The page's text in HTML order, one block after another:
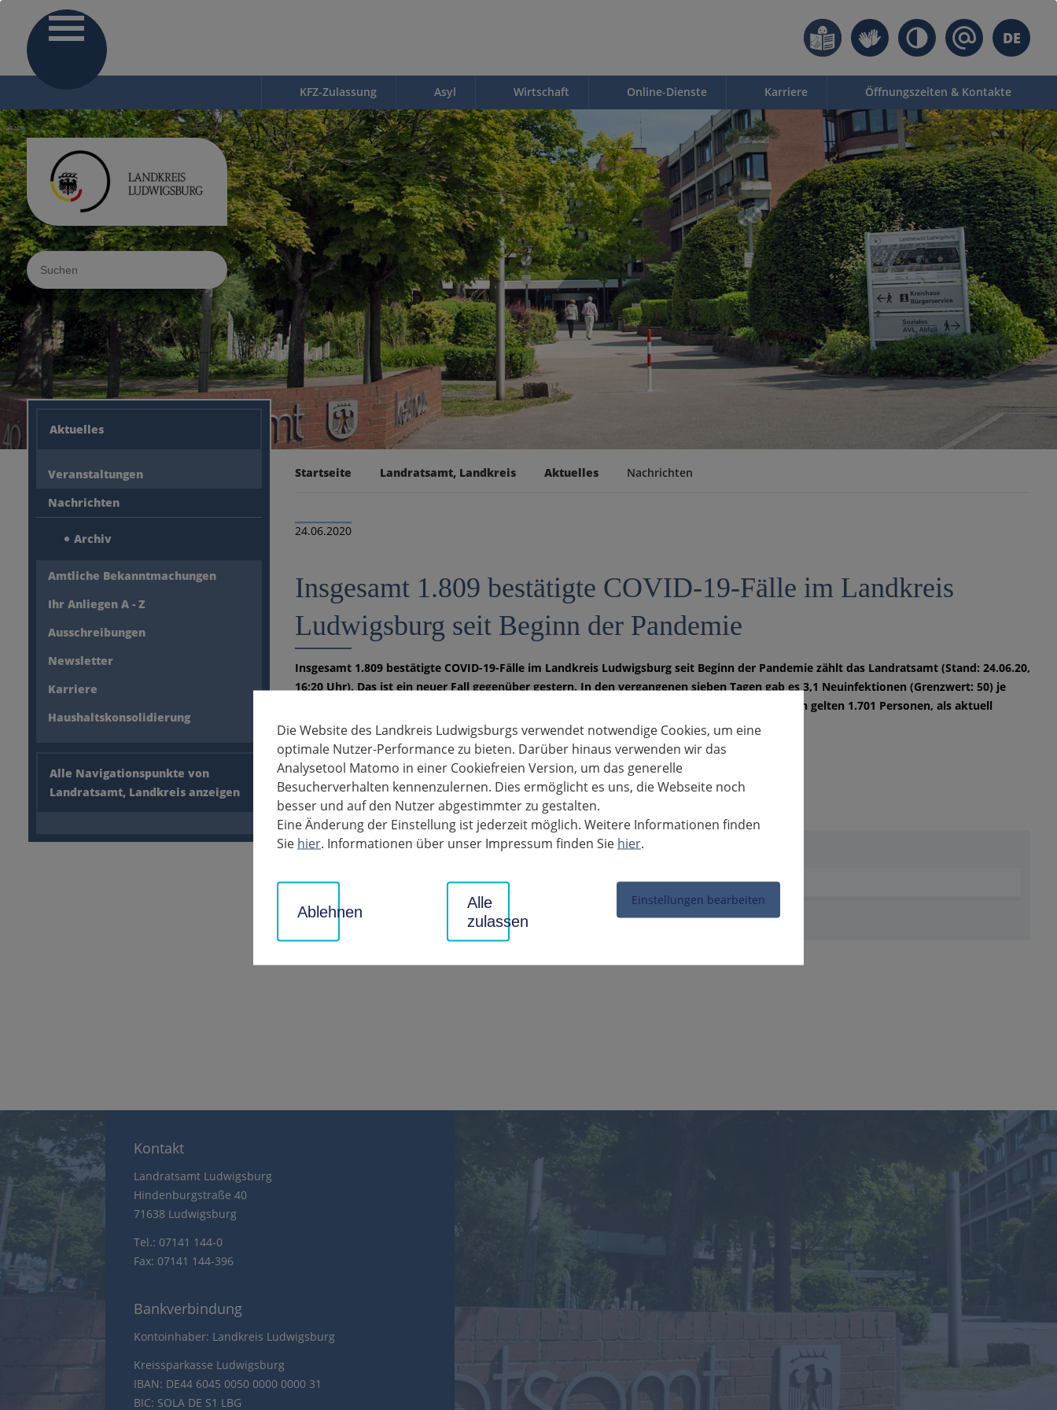
DE
KFZ-Zulassung Asyl Wirtschaft Online-Dienste Karriere Öffnungszeiten & Kontakte
Sucheingabe
Aktuelles
Veranstaltungen
Nachrichten
Archiv
Amtliche Bekanntmachungen
Ihr Anliegen A - Z
Ausschreibungen
Newsletter
Karriere
Haushaltskonsolidierung
Alle Navigationspunkte von
Landratsamt, Landkreis anzeigen
Startseite Landratsamt, Landkreis Aktuelles Nachrichten
24.06.2020
Insgesamt 1.809 bestätigte COVID-19-Fälle im Landkreis
Ludwigsburg seit Beginn der Pandemie
Insgesamt 1.809 bestätigte COVID-19-Fälle im Landkreis Ludwigsburg seit Beginn der Pandemie zählt das Landratsamt (Stand: 24.06.20,
16:20 Uhr). Das ist ein neuer Fall gegenüber gestern. In den vergangenen sieben Tagen gab es 3,1 Neuinfektionen (Grenzwert: 50) je
100.000 Einwohner. An und mit COVID-19 verstorben sind insgesamt 73 Personen. Als genesen gelten 1.701 Personen, als aktuell
infiziert 35 Personen.
zurück
Zugehörige Dateien
Entwicklung_der_COVID-19-Fallzahlen_20200624.pdf
185 KB
Kontakt
Landratsamt Ludwigsburg
Hindenburgstraße 40
71638 Ludwigsburg
Tel.: 07141 144-0
Fax: 07141 144-396
Bankverbindung
Kontoinhaber: Landkreis Ludwigsburg
Kreissparkasse Ludwigsburg
IBAN: DE44 6045 0050 0000 0000 31
BIC: SOLA DE S1 LBG
Die Website des Landkreis Ludwigsburgs verwendet notwendige Cookies, um eine
optimale Nutzer-Performance zu bieten. Darüber hinaus verwenden wir das
Analysetool Matomo in einer Cookiefreien Version, um das generelle
Besucherverhalten kennenzulernen. Dies ermöglicht es uns, die Webseite noch
besser und auf den Nutzer abgestimmter zu gestalten.
Eine Änderung der Einstellung ist jederzeit möglich. Weitere Informationen finden
Sie hier. Informationen über unser Impressum finden Sie hier.
Einstellungen bearbeiten
Ablehnen
Alle
zulassen